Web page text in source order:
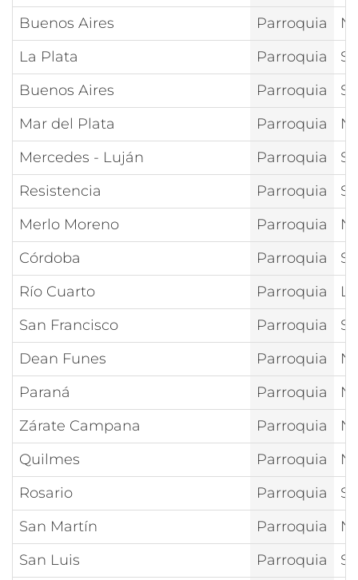
Buenos Aires
Parroquia
La Plata
Parroquia
Buenos Aires
Parroquia
Mar del Plata
Parroquia
Mercedes - Luján
Parroquia
Resistencia
Parroquia
Merlo Moreno
Parroquia
Córdoba
Parroquia
Río Cuarto
Parroquia
San Francisco
Parroquia
Dean Funes
Parroquia
Paraná
Parroquia
Zárate Campana
Parroquia
Quilmes
Parroquia
Rosario
Parroquia
San Martín
Parroquia
San Luis
Parroquia